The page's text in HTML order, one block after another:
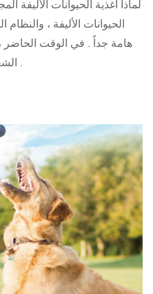
لماذا أغذية الحيوانات الأليفة
الحيوانات الأليفة ،
هامة جداً . في الوقت
الشعب هو الحصول على أعلى وأعلى .